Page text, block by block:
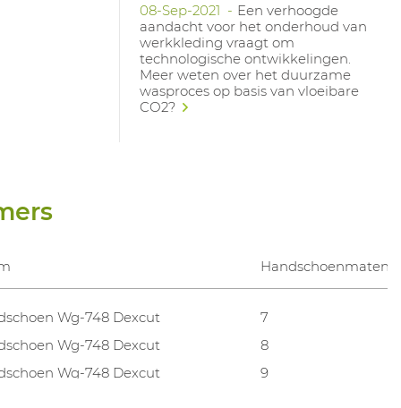
08-Sep-2021
Een verhoogde
aandacht voor het onderhoud van
werkkleding vraagt om
technologische ontwikkelingen.
Meer weten over het duurzame
wasproces op basis van vloeibare
CO2?
Handschoenmaten
Wg-748 Dexcut
7
Wg-748 Dexcut
8
Wg-748 Dexcut
9